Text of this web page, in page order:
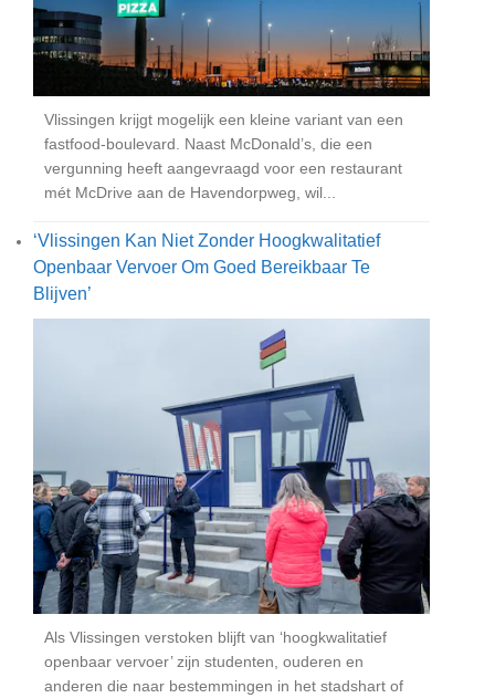
Vlissingen krijgt mogelijk een kleine variant van een
fastfood-boulevard. Naast McDonald’s, die een
vergunning heeft aangevraagd voor een restaurant
mét McDrive aan de Havendorpweg, wil...
‘Vlissingen Kan Niet Zonder Hoogkwalitatief
Openbaar Vervoer Om Goed Bereikbaar Te
Blijven’
Als Vlissingen verstoken blijft van ‘hoogkwalitatief
openbaar vervoer’ zijn studenten, ouderen en
anderen die naar bestemmingen in het stadshart of